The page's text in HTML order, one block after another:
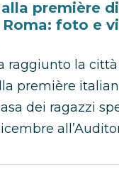
première
Roma: foto e
raggiunto la
première
dei ragazzi